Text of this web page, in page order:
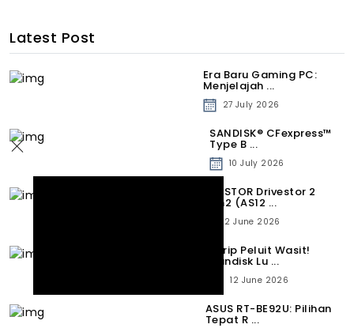
Latest Post
Era Baru Gaming PC:
Menjelajah ...
27 July 2026
SANDISK® CFexpress™
Type B ...
10 July 2026
ASUSTOR Drivestor 2
Gen2 (AS12 ...
12 June 2026
Mirip Peluit Wasit!
Sandisk Lu ...
12 June 2026
ASUS RT-BE92U: Pilihan
Tepat R ...